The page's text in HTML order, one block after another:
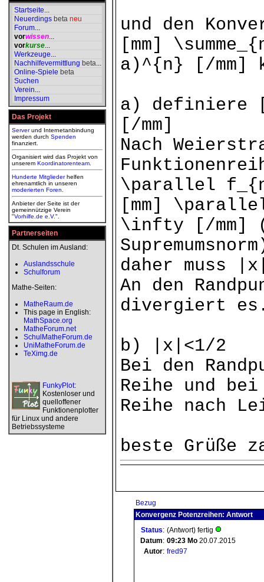
Startseite...
Neuerdings beta neu
Forum...
vorwissen...
vorkurse...
Werkzeuge...
Nachhilfevermittlung beta...
Online-Spiele beta
Suchen
Verein...
Impressum
Das Projekt
Serverund Internetanbindung
werden durch Spenden
finanziert.
Organisiert wird das Projekt von
unserem Koordinatorenteam
Hunderte Mitgliederhelfen
ehrenamtlich in unseren
moderierten Foren
Anbieter der Seite ist der
gemeinnützige Verein
"Vorhilfe.de e.V.".
Partnerseiten
Dt. Schulen im Ausland:
Auslandsschule
Schulforum
Mathe-Seiten:
MatheRaum.de
This page in English:
MathSpace.org
MatheForum.net
SchulMatheForum.de
UniMatheForum.de
TeXimg.de
FunkyPlot:
Kostenloser und
quelloffener
Funktionenplotter
für Linux und andere
Betriebssysteme
und den
[mm]
a)^{n} [/mm]
a) definiere
[/mm]
Nach
\parallel
[mm]
\infty [/mm]
daher muss
An den
divergiert
b) |x|<1/2
Bei den
Reihe und
Reihe nach
beste Grüße
Bezug
Konvergenz Potenzreihen: Antwort
Status: (Antwort) fertig
Datum: 09:23 Mo 20.07.2015
Autor: fred97